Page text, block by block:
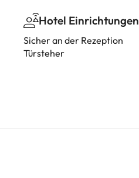
Hotel Einrichtungen
Sicher an der Rezeption
Türsteher